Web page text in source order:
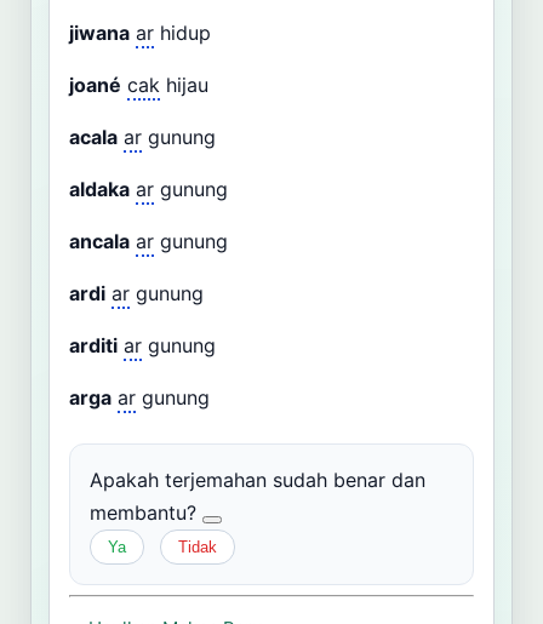
jiwana ar hidup
joané cak hijau
acala ar gunung
aldaka ar gunung
ancala ar gunung
ardi ar gunung
arditi ar gunung
arga ar gunung
Apakah terjemahan sudah benar dan
membantu?
Ya Tidak